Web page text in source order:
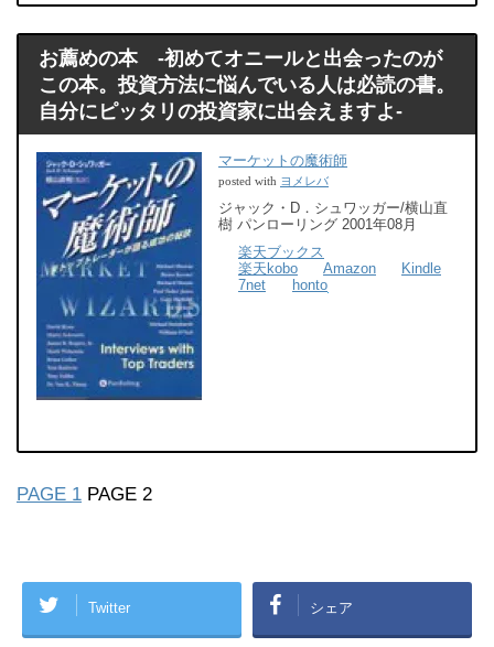
お薦めの本 -初めてオニールと出会ったのが
この本。投資方法に悩んでいる人は必読の書。
自分にピッタリの投資家に出会えますよ-
マーケットの魔術師
posted with ヨメレバ
ジャック・D．シュワッガー/横山直
樹 パンローリング 2001年08月
楽天ブックス
楽天kobo
Amazon
Kindle
7net
honto
PAGE 1 PAGE 2
Twitter シェア